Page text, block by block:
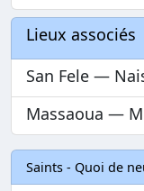
Lieux associés
San Fele —
Massaoua —
Saints - Quoi de